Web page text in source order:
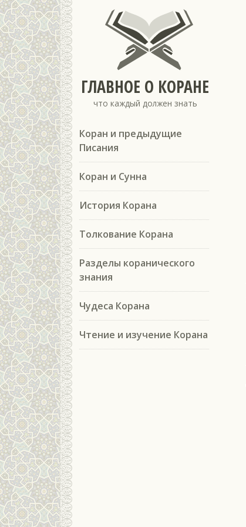
ГЛАВНОЕ О КОРАНЕ
что каждый должен знать
Коран и предыдущие
Писания
Коран и Сунна
История Корана
Толкование Корана
Разделы коранического
знания
Чудеса Корана
Чтение и изучение Корана